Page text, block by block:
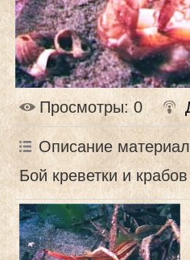
Просмотры: 0
Описание
Бой креветки и крабов